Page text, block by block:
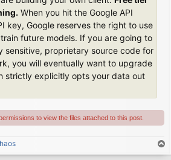
When you hit the Google API
key, Google reserves the right to use
future models. If you are going to
sensitive, proprietary source code for
you will eventually want to upgrade
strictly explicitly opts your data out
to view the files attached to this post.
o